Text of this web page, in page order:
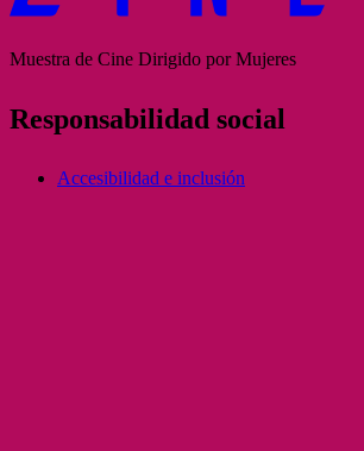
Muestra de Cine Dirigido por Mujeres
Responsabilidad social
Accesibilidad e inclusión